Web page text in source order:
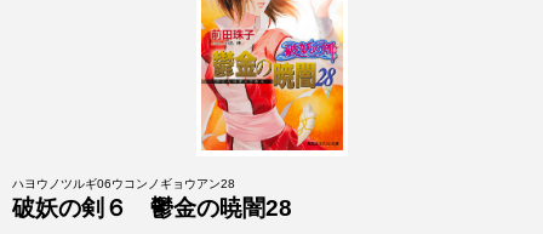
ハヨウノツルギ06ウコンノギョウアン28
破妖の剣６ 鬱金の暁闇28